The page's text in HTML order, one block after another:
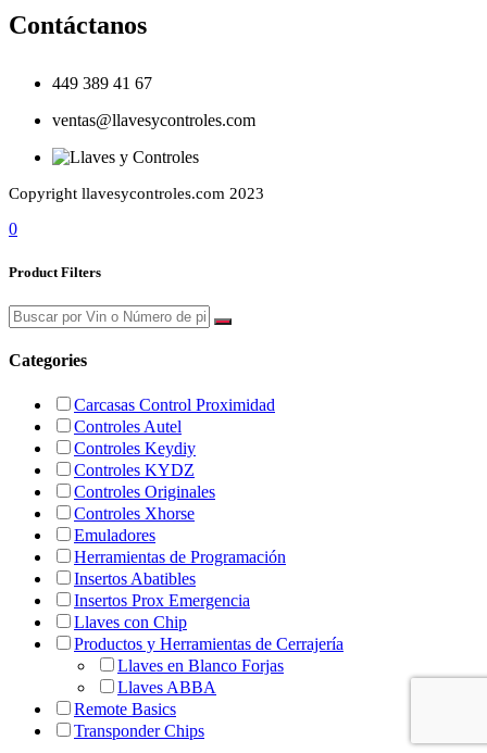
Contáctanos
449 389 41 67
ventas@llavesycontroles.com
Copyright llavesycontroles.com 2023
0
Product Filters
Categories
Carcasas Control Proximidad
Controles Autel
Controles Keydiy
Controles KYDZ
Controles Originales
Controles Xhorse
Emuladores
Herramientas de Programación
Insertos Abatibles
Insertos Prox Emergencia
Llaves con Chip
Productos y Herramientas de Cerrajería
Llaves en Blanco Forjas
Llaves ABBA
Remote Basics
Transponder Chips